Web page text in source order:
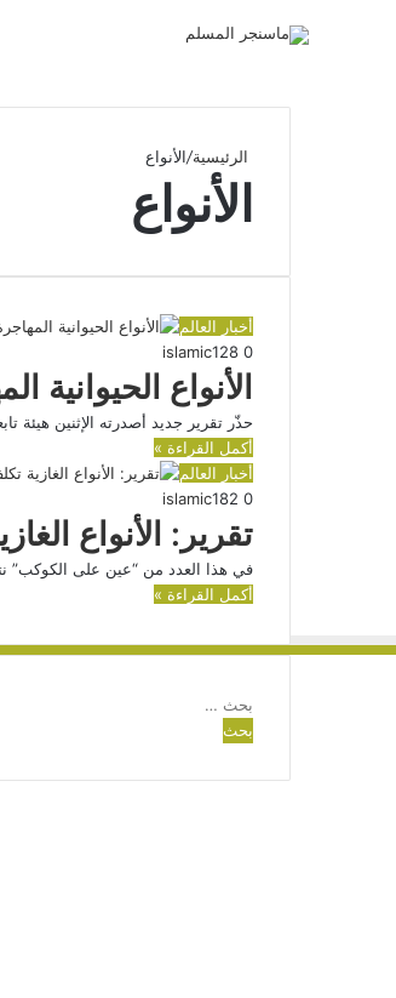
الرئيسية/الأنواع
الأنواع
أخبار العالم
islamic
0
الأنواع الحيوانية
حذّر تقرير جديد أصدرته الإثنين هيئة
أكمل القراءة »
أخبار العالم
islamic
0
تقرير: الأنواع الغازية تكلف
في هذا العدد من “عين على الكوكب”
أكمل القراءة »
البحث
عن: